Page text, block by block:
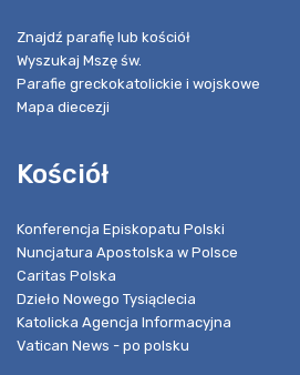
Znajdź parafię lub kościół
Wyszukaj Mszę św.
Parafie greckokatolickie i wojskowe
Mapa diecezji
Kościół
Konferencja Episkopatu Polski
Nuncjatura Apostolska w Polsce
Caritas Polska
Dzieło Nowego Tysiąclecia
Katolicka Agencja Informacyjna
Vatican News - po polsku